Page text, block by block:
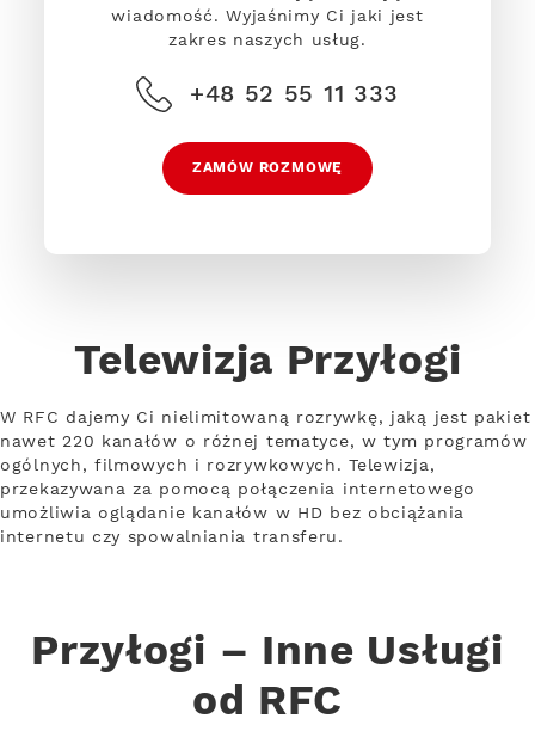
wiadomość. Wyjaśnimy Ci jaki jest
zakres naszych usług.
+48 52 55 11 333
ZAMÓW ROZMOWĘ
Telewizja Przyłogi
W RFC dajemy Ci nielimitowaną rozrywkę, jaką jest pakiet
nawet 220 kanałów o różnej tematyce, w tym programów
ogólnych, filmowych i rozrywkowych. Telewizja,
przekazywana za pomocą połączenia internetowego
umożliwia oglądanie kanałów w HD bez obciążania
internetu czy spowalniania transferu.
Przyłogi – Inne Usługi
od RFC